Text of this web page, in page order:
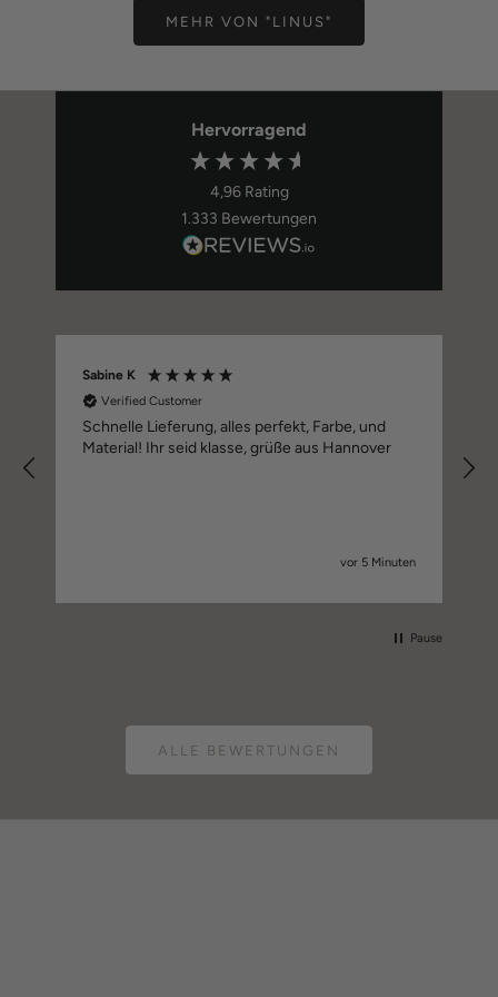
MEHR VON "LINUS"
Hervorragend
4,96 Rating
1.333 Bewertungen
Sabine K
Verified Customer
Schnelle Lieferung, alles perfekt, Farbe, und
Material! Ihr seid klasse, grüße aus Hannover
vor 5 Minuten
Pause
ALLE BEWERTUNGEN